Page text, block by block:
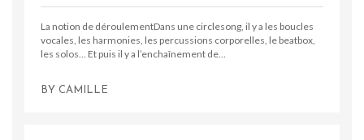
La notion de déroulementDans une circlesong, il y a les boucles
vocales, les harmonies, les percussions corporelles, le beatbox,
les solos… Et puis il y a l’enchaînement de…
BY CAMILLE